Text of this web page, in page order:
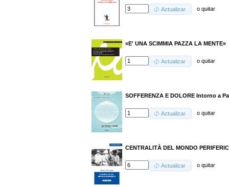
Actualizar oquitar
«E' UNA SCIMMIA PAZZA LA MENTE»
Actualizar oquitar
SOFFERENZA E DOLORE Intorno a
Actualizar oquitar
CENTRALITÀ DEL MONDO
Actualizar oquitar